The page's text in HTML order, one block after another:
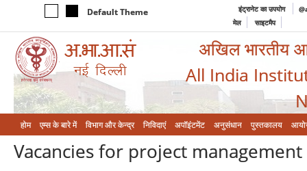
Default Theme इंट्रानेट का उपयोग
मेल
साइटमैप
अखिल भारतीय
All India
होम एम्‍स के बारे में विभाग और केन्‍द्र निविदाएं अपॉइंटमेंट अनुसंधान पुस्तकालय
Vacancies for project